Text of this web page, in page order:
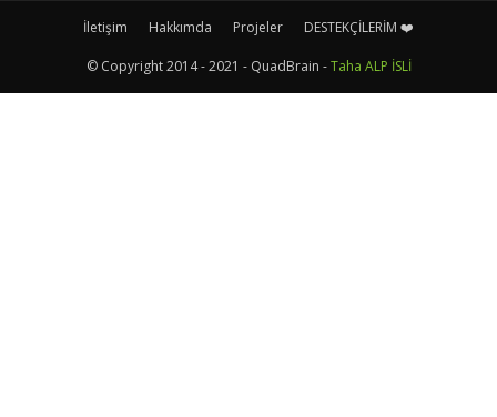
İletişim Hakkımda Projeler DESTEKÇİLERİM ❤️
© Copyright 2014 - 2021 - QuadBrain -Taha ALP İSLİ